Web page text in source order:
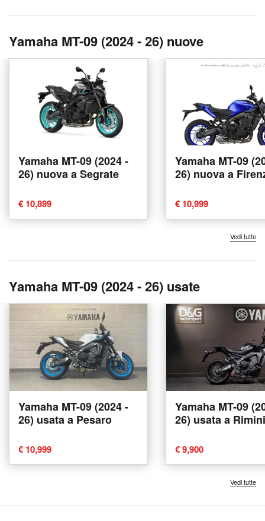
Yamaha MT-09 (2024 - 26) nuove
Yamaha MT-09 (2024 -
26) nuova a Segrate
€ 10,899
Yamaha MT-09
26) nuova a
€ 10,999
Vedi tutte
Yamaha MT-09 (2024 - 26) usate
Yamaha MT-09 (2024 -
26) usata a Pesaro
€ 10,999
Yamaha MT-09
26) usata a Rimini
€ 9,900
Vedi tutte